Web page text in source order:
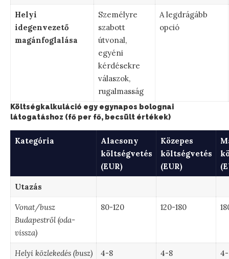
Helyi
idegenvezető
magánfoglalása
Személyre
szabott
útvonal,
egyéni
kérdésekre
válaszok,
rugalmasság
A legdrágább
opció
Költségkalkuláció egy egynapos bolognai
látogatáshoz (fő per fő, becsült értékek)
Kategória
Alacsony
költségvetés
(EUR)
Közepes
költségvetés
(EUR)
Utazás
Vonat/busz
Budapestről (oda-
vissza)
80-120 120-180
Helyi közlekedés (busz) 4-8 4-8